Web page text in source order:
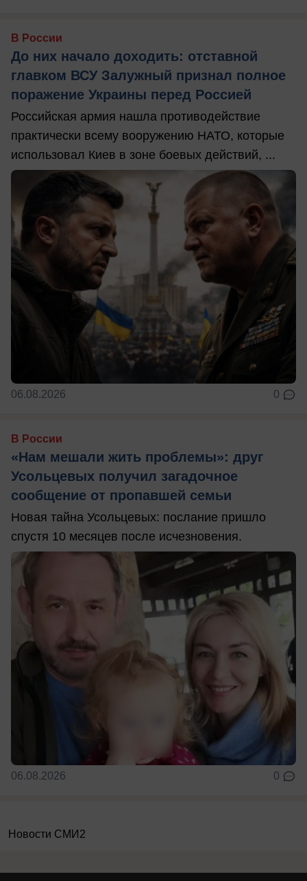
В России
До них начало доходить: отставной
главком ВСУ Залужный признал полное
поражение Украины перед Россией
Российская армия нашла противодействие
практически всему вооружению НАТО, которые
использовал Киев в зоне боевых действий, ...
06.08.2026 0
В России
«Нам мешали жить проблемы»: друг
Усольцевых получил загадочное
сообщение от пропавшей семьи
Новая тайна Усольцевых: послание пришло
спустя 10 месяцев после исчезновения.
06.08.2026 0
Новости СМИ2